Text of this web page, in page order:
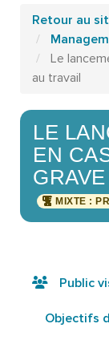
Retour au
Le
au travail
LE
EN
MIXTE :
Public
Objectifs